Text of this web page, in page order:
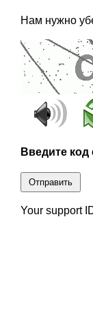
Нам нужно
Введите код
Отправить
Your support